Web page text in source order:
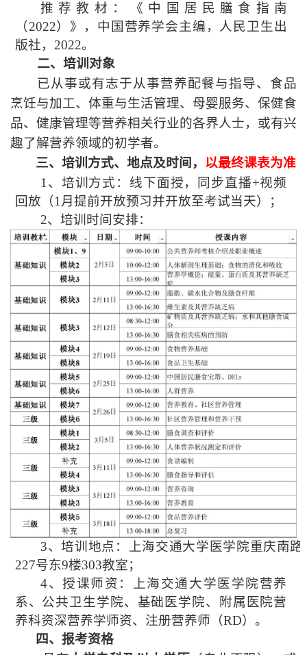
推荐教材：《中国居民膳食指南
（2022）》，中国营养学会主编，人民卫生出
版社， 2022。
二、培训对象
已从事或有志于从事营养配餐与指导、食品
烹饪与加工、体重与生活管理、母婴服务、保健食
品、健康管理等营养相关行业的各界人士，或有兴
趣了解营养领域的初学者。
三、培训方式、地点及时间， 以最终课表为准
1 、培训方式：线下面授，同步直播+视频
回放（1 月提前开放预习并开放至考试当天）；
2、培训时间安排：
3、培训地点：
上海交通大学医学院重庆南路
227号东9楼303教室；
4、授课师资：上海交通大学医学院营养
系、公共卫生学院、基础医学院、附属医院营
养科资深营养学师资、注册营养师（RD）。
四、报考资格